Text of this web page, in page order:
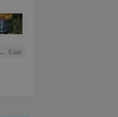
Еще